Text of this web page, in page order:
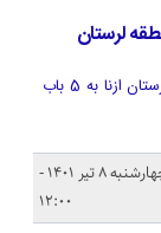
لرستان
با افتتاح این مجتمع تعداد جایگاه های سوخت شهرستان ازنا به 5 باب
تاریخ انتشار : چهارشنبه ۸ تیر ۱۴۰۱ -
۱۲:۰۰